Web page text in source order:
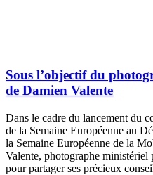
Sous l’objectif du
de Damien Valente
Dans le cadre du lancement du
de la Semaine Européenne au
la Semaine Européenne de la
Valente, photographe ministériel
pour partager ses précieux